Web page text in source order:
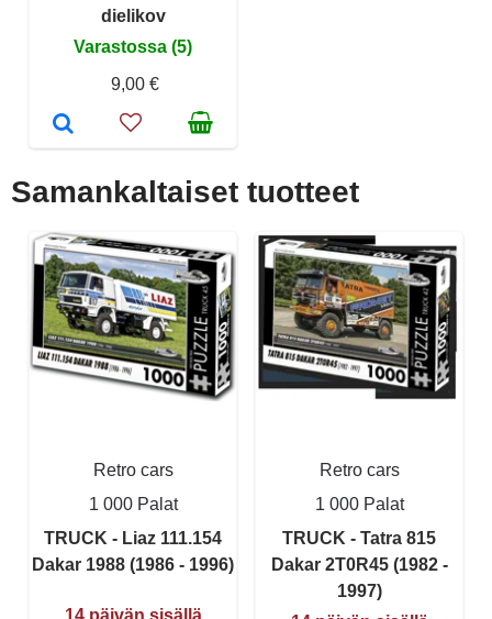
dielikov
Varastossa (5)
9,00 €
Samankaltaiset tuotteet
Retro cars
1 000 Palat
TRUCK - Liaz 111.154
Dakar 1988 (1986 - 1996)
14 päivän sisällä
Retro cars
1 000 Palat
TRUCK - Tatra 815
Dakar 2T0R45 (1982 -
1997)